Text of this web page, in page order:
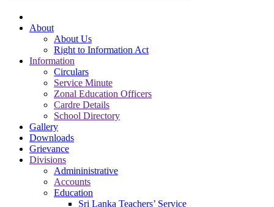
About
About Us
Right to Information Act
Information
Circulars
Service Minute
Zonal Education Officers
Cardre Details
School Directory
Gallery
Downloads
Grievance
Divisions
Admininistrative
Accounts
Education
Sri Lanka Teachers’ Service